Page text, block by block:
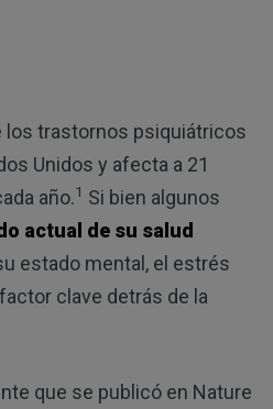
los trastornos psiquiátricos
Unidos y afecta a 21
año.1 Si bien algunos
actual de su salud
estado mental, el estrés
clave detrás de la
que se publicó en Nature